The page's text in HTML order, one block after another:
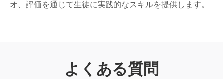
オ、評価を通じて生徒に実践的なスキルを提供します。
よくある質問